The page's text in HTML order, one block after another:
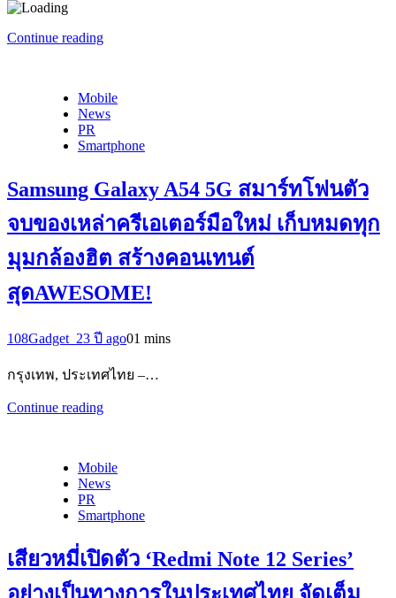
Continue reading
Mobile
News
PR
Smartphone
Samsung Galaxy A54 5G สมาร์ทโฟนตัว
จบของเหล่าครีเอเตอร์มือใหม่ เก็บหมดทุก
มุมกล้องฮิต สร้างคอนเทนต์
สุดAWESOME!
108Gadget_23 ปี ago01 mins
กรุงเทพ, ประเทศไทย –…
Continue reading
Mobile
News
PR
Smartphone
เสียวหมี่เปิดตัว ‘Redmi Note 12 Series’
อย่างเป็นทางการในประเทศไทย จัดเต็ม